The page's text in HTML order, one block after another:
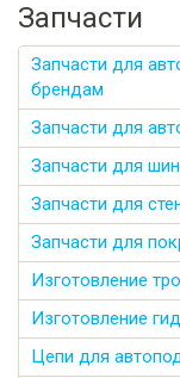
Запчасти
Запчасти для
брендам
Запчасти для
Запчасти для
Запчасти для
Запчасти для
Изготовление
Изготовление
Цепи для